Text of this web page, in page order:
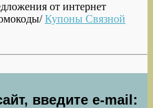
от интернет
Купоны Связной
введите e-mail: